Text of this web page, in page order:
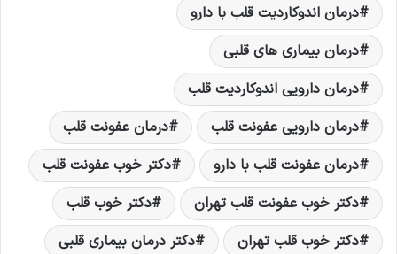
درمان اندوکاردیت قلب با دارو
درمان بیماری های قلبی
درمان دارویی اندوکاردیت قلب
درمان دارویی عفونت قلب
درمان عفونت قلب
درمان عفونت قلب با دارو
دکتر خوب عفونت قلب
دکتر خوب عفونت قلب تهران
دکتر خوب قلب
دکتر خوب قلب تهران
دکتر درمان بیماری قلبی